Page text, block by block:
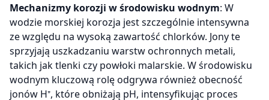
Mechanizmy korozji w środowisku wodnym: W
wodzie morskiej korozja jest szczególnie intensywna
ze względu na wysoką zawartość chlorków. Jony te
sprzyjają uszkadzaniu warstw ochronnych metali,
takich jak tlenki czy powłoki malarskie. W środowisku
wodnym kluczową rolę odgrywa również obecność
jonów H⁺, które obniżają pH, intensyfikując proces